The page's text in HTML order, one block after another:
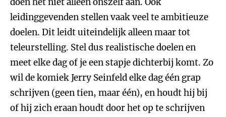
leidinggevenden stellen vaak veel te ambitieuze
doelen. Dit leidt uiteindelijk alleen maar tot
teleurstelling. Stel dus realistische doelen en
meet elke dag of je een stapje dichterbij komt. Zo
wil de komiek Jerry Seinfeld elke dag één grap
schrijven (geen tien, maar één), en houdt hij bij
of hij zich eraan houdt door het op te schrijven